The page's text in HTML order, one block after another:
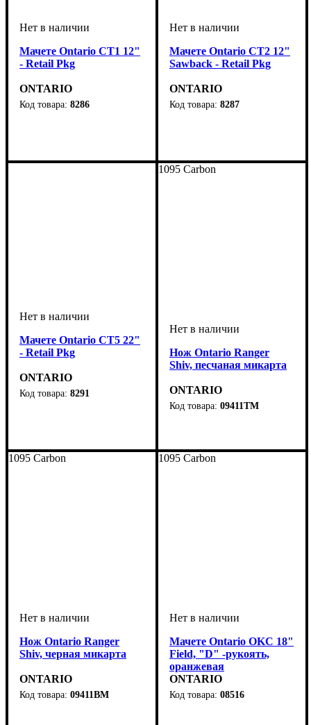
Мачете Ontario CT1 12"
- Retail Pkg
ONTARIO
8286
Мачете Ontario CT2 12"
Sawback - Retail Pkg
ONTARIO
8287
Мачете Ontario CT5 22"
- Retail Pkg
ONTARIO
8291
1095 Carbon
Нож Ontario Ranger
Shiv, песчаная микарта
ONTARIO
09411TM
1095 Carbon
Нож Ontario Ranger
Shiv, черная микарта
ONTARIO
09411BM
1095 Carbon
Мачете Ontario OKC 18"
Field, "D" -рукоять,
оранжевая
ONTARIO
08516